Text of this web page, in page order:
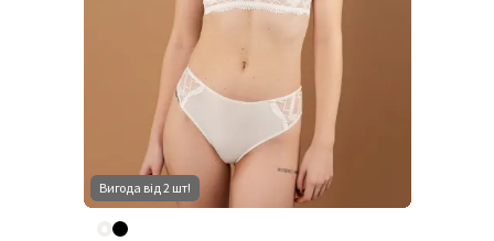
Вигода від 2 шт!